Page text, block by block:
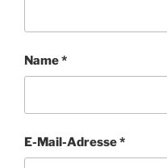
Name*
E-Mail-Adresse*